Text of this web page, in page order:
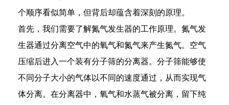
个顺序看似简单，但背后却蕴含着深刻的原理。
首先，我们需要了解氮气发生器的工作原理。氮气发
生器通过分离空气中的氧气和氮气来产生氮气。空气
压缩后进入一个装有分子筛的分离器。分子筛能够使
不同分子大小的气体以不同的速度通过，从而实现气
体分离。在分离器中，氧气和水蒸气被分离，留下纯